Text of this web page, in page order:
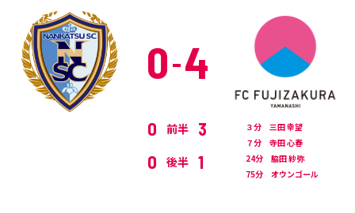
0 4
0 前半 3
３分 三田 幸望
７分 寺田 心春
24分 脇田 紗弥
75分 オウンゴール
0 後半 1